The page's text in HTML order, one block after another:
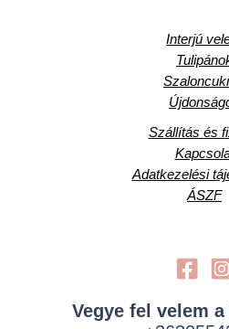
Interjú
Szállítás és
Adatkezelési
ÁSZF
Vegye fel velem